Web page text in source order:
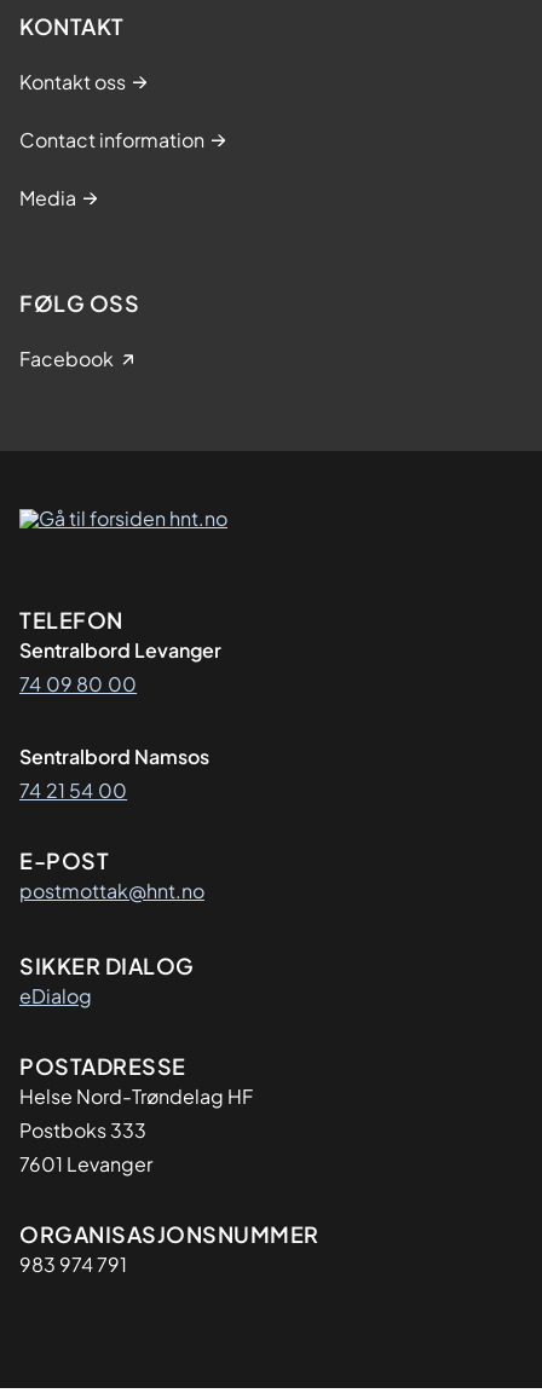
KONTAKT
Kontakt oss
Contact information
Media
FØLG OSS
Facebook
Kontaktinformasjon
TELEFON
Sentralbord Levanger
74 09 80 00
Sentralbord Namsos
74 21 54 00
E-POST
postmottak@hnt.no
SIKKER DIALOG
eDialog
Adresse
POSTADRESSE
Helse Nord-Trøndelag HF
Postboks 333
7601 Levanger
Organisasjon
ORGANISASJONSNUMMER
983 974 791